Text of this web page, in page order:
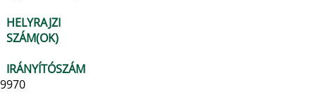
HELYRAJZI
SZÁM(OK)
IRÁNYÍTÓSZÁM
9970